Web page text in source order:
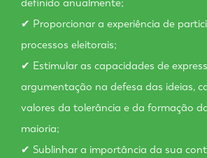
definido anualmente;
✔ Proporcionar a experiência de
processos eleitorais;
✔ Estimular as capacidades de
argumentação na defesa das ideias,
valores da tolerância e da formação
maioria;
✔ Sublinhar a importância da sua